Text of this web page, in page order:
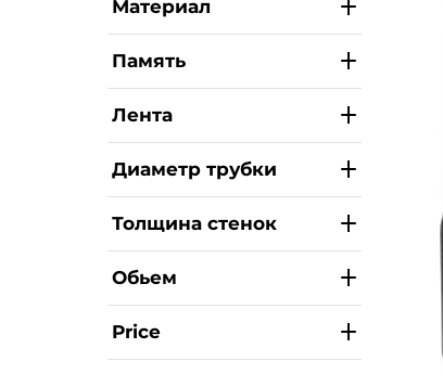
Материал
Память
Лента
Диаметр трубки
Толщина стенок
Обьем
Price